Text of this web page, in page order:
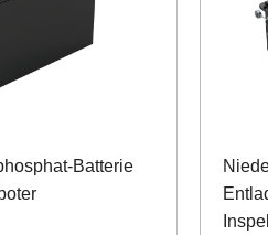
Batterie